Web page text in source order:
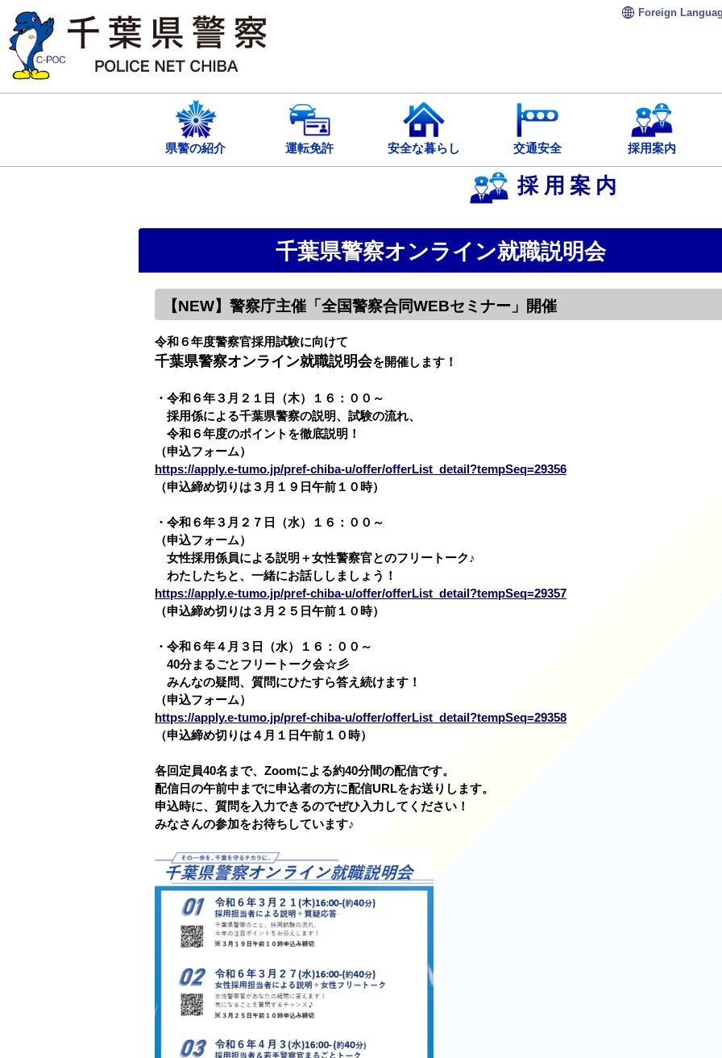
ス
キ
ま
Foreign
県警の紹介 運転免許 安全な暮らし 交通安全 採用案内
採用案内
千葉県警察オンライン就職説明会
【NEW】警察庁主催「全国警察合同WEBセミナー」開催
令和６年度警察官採用試験に向けて
千葉県警察オンライン就職説明会を開催します！
・令和６年３月２１日（木）１６：００～
採用係による千葉県警察の説明、試験の流れ、
令和６年度のポイントを徹底説明！
（申込フォーム）
https://apply.e-tumo.jp/pref-chiba-u/offer/offerList_detail?tempSeq=29356
（申込締め切りは３月１９日午前１０時）
・令和６年３月２７日（水）１６：００～
（申込フォーム）
女性採用係員による説明＋女性警察官とのフリートーク♪
わたしたちと、一緒にお話ししましょう！
https://apply.e-tumo.jp/pref-chiba-u/offer/offerList_detail?tempSeq=29357
（申込締め切りは３月２５日午前１０時）
・令和６年４月３日（水）１６：００～
40分まるごとフリートーク会☆彡
みんなの疑問、質問にひたすら答え続けます！
（申込フォーム）
https://apply.e-tumo.jp/pref-chiba-u/offer/offerList_detail?tempSeq=29358
（申込締め切りは４月１日午前１０時）
各回定員40名まで、Zoomによる約40分間の配信です。
配信日の午前中までに申込者の方に配信URLをお送りします。
申込時に、質問を入力できるのでぜひ入力してください！
みなさんの参加をお待ちしています♪